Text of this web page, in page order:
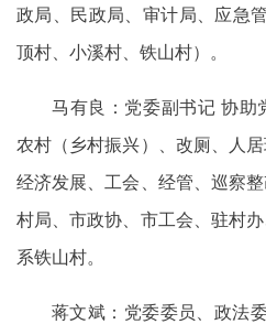
政局、民政局、审计局、应急
顶村、小溪村、铁山村）。
马有良：党委副书记 协助
农村（乡村振兴）、改厕、人
经济发展、工会、经管、巡察
村局、市政协、市工会、驻村
系铁山村。
蒋文斌：党委委员、政法